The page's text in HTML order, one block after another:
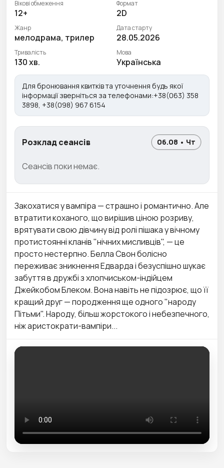
Вікові обмеження
12+
Формат
2D
Жанр
мелодрама, трилер
Дата старту
28.05.2026
Тривалість
130 хв.
Мова
Українська
Для бронювання квитків та уточнення будь якої
інформації зверніться за телефонами:+38(063) 358
3898, +38(098) 967 6154
Розклад сеансів 06.08 • Чт
Сеансів поки немає.
Закохатися у вампіра — страшно і романтично. Але
втратити коханого, що вирішив ціною розриву,
врятувати свою дівчину від ролі пішака у вічному
протистоянні кланів "нічних мисливців", — це
просто нестерпно. Белла Свон болісно
переживає зникнення Едварда і безуспішно шукає
забуття в дружбі з хлопчиськом-індійцем
Джейкобом Блеком. Вона навіть не підозрює, що її
кращий друг — породження ще одного "народу
Пітьми". Народу, більш жорстокого і небезпечного,
ніж аристократи-вампіри...